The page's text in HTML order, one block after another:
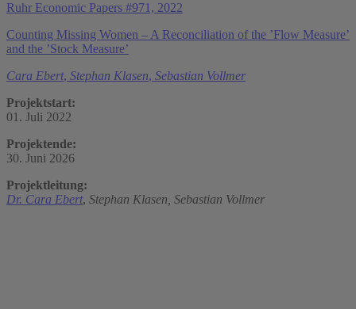
Ruhr Economic Papers #971, 2022
Counting Missing Women – A Reconciliation of the ’Flow Measure’
and the ’Stock Measure’
Cara Ebert, Stephan Klasen, Sebastian Vollmer
Projektstart:
01. Juli 2022
Projektende:
30. Juni 2026
Projektleitung:
Dr. Cara Ebert, Stephan Klasen, Sebastian Vollmer